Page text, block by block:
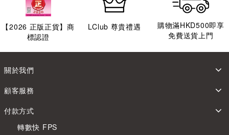
【2026 正版正貨】商
標認證
LClub 尊貴禮遇
購物滿HKD500即享
免費送貨上門
關於我們
顧客服務
付款方式
轉數快 FPS